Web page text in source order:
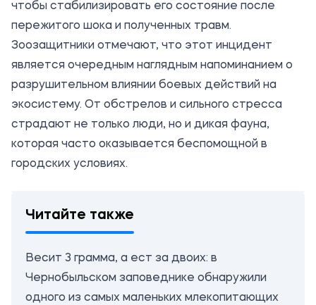
чтобы стабилизировать его состояние после
пережитого шока и полученных травм.
Зоозащитники отмечают, что этот инцидент
является очередным наглядным напоминанием о
разрушительном влиянии боевых действий на
экосистему. От обстрелов и сильного стресса
страдают не только люди, но и дикая фауна,
которая часто оказывается беспомощной в
городских условиях.
Читайте также
Весит 3 грамма, а ест за двоих: в
Чернобыльском заповеднике обнаружили
одного из самых маленьких млекопитающих